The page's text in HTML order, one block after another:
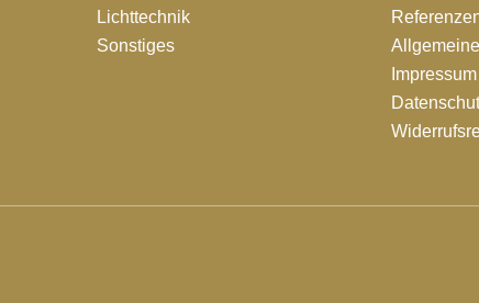
Lichttechnik
Sonstiges
Impressum